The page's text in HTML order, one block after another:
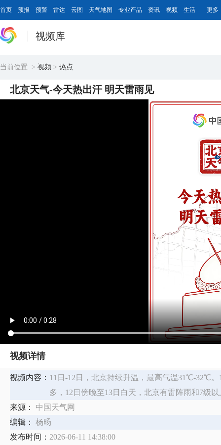
首页 预报 预警 雷达 云图 天气地图 专业产品 资讯 视频 生活 更多
视频库
当前位置: > 视频 > 热点
北京天气-今天热出汗 明天雷雨见
视频详情
视频内容： 11日-12日，北京持续升温，最高气温31℃-32℃
多，12日傍晚至13日白天，北京有雷阵雨和7级
来源：
中国天气网
编辑：
杨旸
发布时间： 2026-06-11 14:38:00